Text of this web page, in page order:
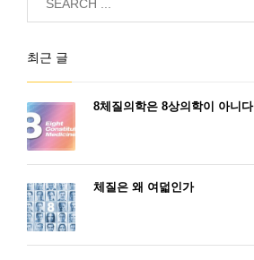
최근 글
8체질의학은 8상의학이 아니다
체질은 왜 여덟인가